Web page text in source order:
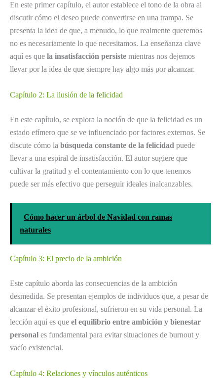
En este primer capítulo, el autor establece el tono de la obra al
discutir cómo el deseo puede convertirse en una trampa. Se
presenta la idea de que, a menudo, lo que realmente queremos
no es necesariamente lo que necesitamos. La enseñanza clave
aquí es que la insatisfacción persiste mientras nos dejemos
llevar por la idea de que siempre hay algo más por alcanzar.
Capítulo 2: La ilusión de la felicidad
En este capítulo, se explora la noción de que la felicidad es un
estado efímero que se ve influenciado por factores externos. Se
discute cómo la búsqueda constante de la felicidad puede
llevar a una espiral de insatisfacción. El autor sugiere que
cultivar la gratitud y el contentamiento con lo que tenemos
puede ser más efectivo que perseguir ideales inalcanzables.
Cómo hacer un árbol de Navidad con ramas
naturales
Capítulo 3: El precio de la ambición
Este capítulo aborda las consecuencias de la ambición
desmedida. Se presentan ejemplos de individuos que, a pesar de
alcanzar el éxito profesional, sufrieron en su vida personal. La
lección aquí es que el equilibrio entre ambición y bienestar
personal es fundamental para evitar situaciones de burnout y
vacío existencial.
Capítulo 4: Relaciones y vínculos auténticos